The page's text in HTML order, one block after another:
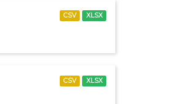
CSV XLSX
CSV XLSX